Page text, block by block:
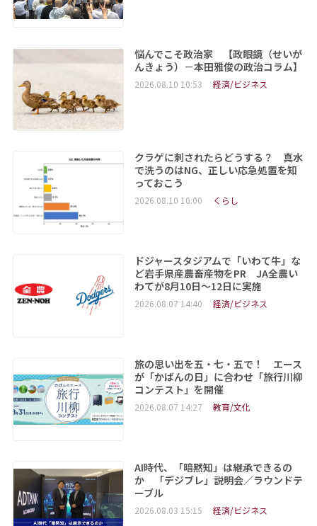
悩んでこそ政治家 【政眼鏡（せいが
んきょう）－本田雅俊の政治コラム】
2026.08.10 10:53 経済/ビジネス
クラゲに刺されたらどうする？ 真水
で洗うのはNG、正しい応急処置を知
っておこう
2026.08.10 10:00 くらし
ドジャースタジアムで「いわて牛」な
ど岩手県産農畜産物をPR JA全農い
わてが8月10日～12日に実施
2026.08.07 14:40 経済/ビジネス
旅の思い出を五・七・五で！ エース
が「かばんの日」に合わせ「旅行川柳
コンテスト」を開催
2026.08.07 14:27 教育/文化
AI時代、「暗黙知」は継承できるの
か 「デジブレ」説明会／ラウンドテ
ーブル
2026.08.03 15:15 経済/ビジネス